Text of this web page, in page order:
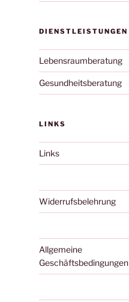
DIENSTLEISTUNGEN
Lebensraumberatung
Gesundheitsberatung
LINKS
Links
Widerrufsbelehrung
Allgemeine
Geschäftsbedingungen